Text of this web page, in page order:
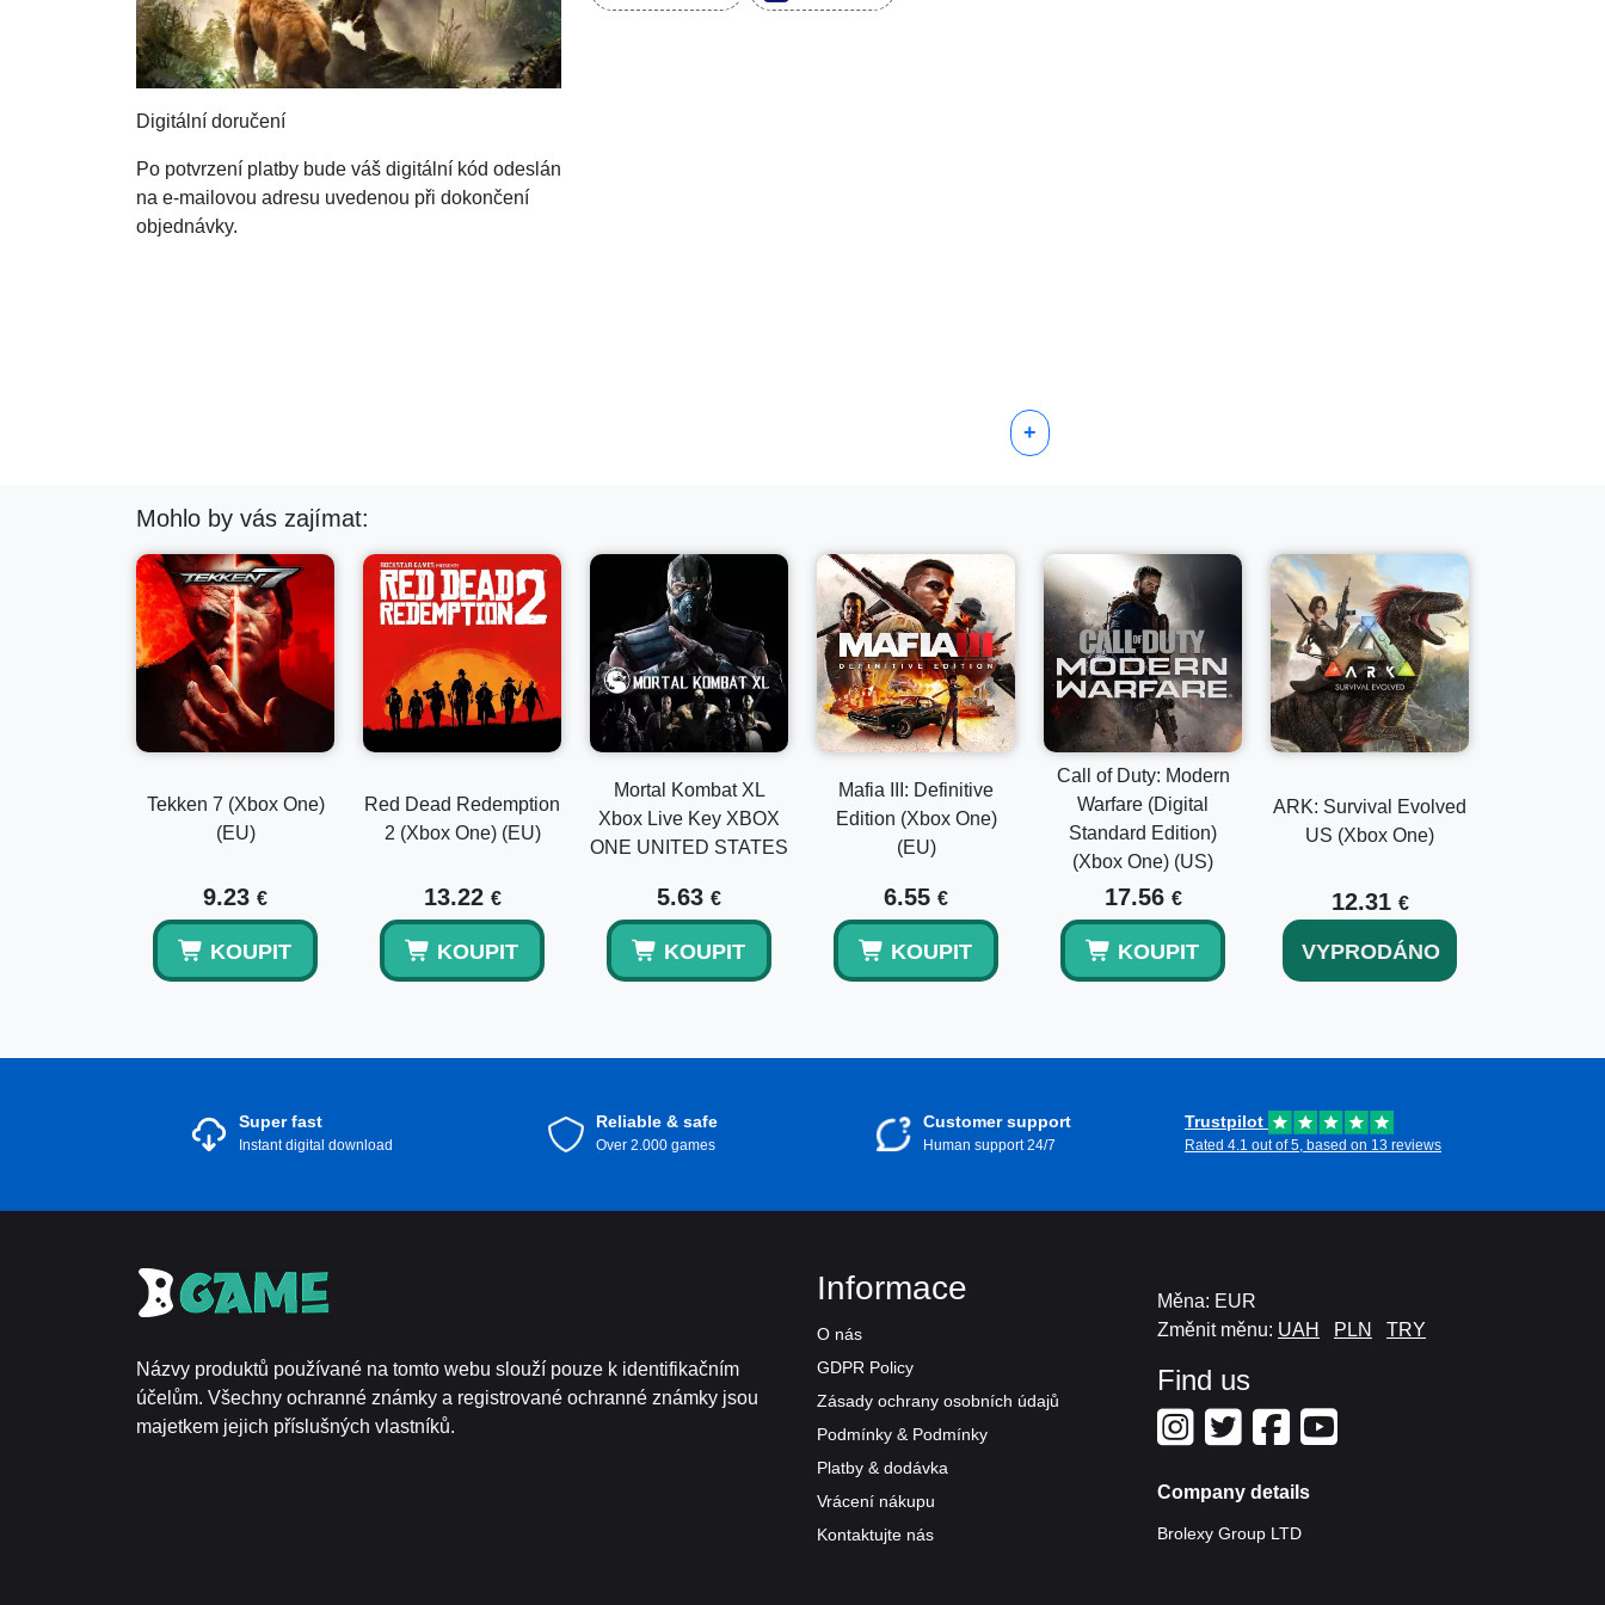
Digitální doručení
Po potvrzení platby bude váš digitální kód odeslán
na e-mailovou adresu uvedenou při dokončení
objednávky.
+
Mohlo by vás zajímat:
Tekken 7 (Xbox One)
(EU)
9.23 €
KOUPIT
Red Dead Redemption
2 (Xbox One) (EU)
13.22 €
KOUPIT
Mortal Kombat XL
Xbox Live Key XBOX
ONE UNITED STATES
5.63 €
KOUPIT
Mafia III: Definitive
Edition (Xbox One)
(EU)
6.55 €
KOUPIT
Call of Duty: Modern
Warfare (Digital
Standard Edition)
(Xbox One) (US)
17.56 €
KOUPIT
ARK: Survival Evolved
US (Xbox One)
12.31 €
VYPRODÁNO
Super fast
Instant digital download
Reliable & safe
Over 2.000 games
Customer support
Human support 24/7
Trustpilot
Rated 4.1 out of 5, based on 13 reviews
Názvy produktů používané na tomto webu slouží pouze k identifikačním
účelům. Všechny ochranné známky a registrované ochranné známky jsou
majetkem jejich příslušných vlastníků.
Informace
O nás
GDPR Policy
Zásady ochrany osobních údajů
Podmínky & Podmínky
Platby & dodávka
Vrácení nákupu
Kontaktujte nás
Měna: EUR
Změnit měnu: UAH PLN TRY
Find us
Company details
Brolexy Group LTD